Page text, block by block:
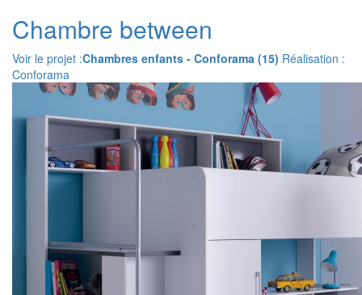
Chambre between
Voir le projet :Chambres enfants - Conforama (15) Réalisation :
Conforama